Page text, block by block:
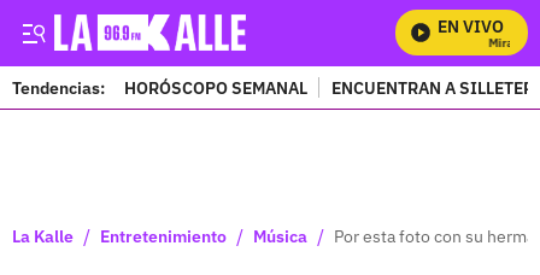
EN VIVO
Mira
Tendencias: HORÓSCOPO SEMANAL ENCUENTRAN A
La Kalle / Entretenimiento / Música / Por esta foto con su